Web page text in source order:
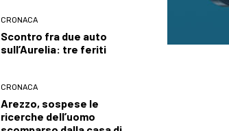
CRONACA
Scontro fra due auto
sull’Aurelia: tre feriti
CRONACA
Arezzo, sospese le
ricerche dell’uomo